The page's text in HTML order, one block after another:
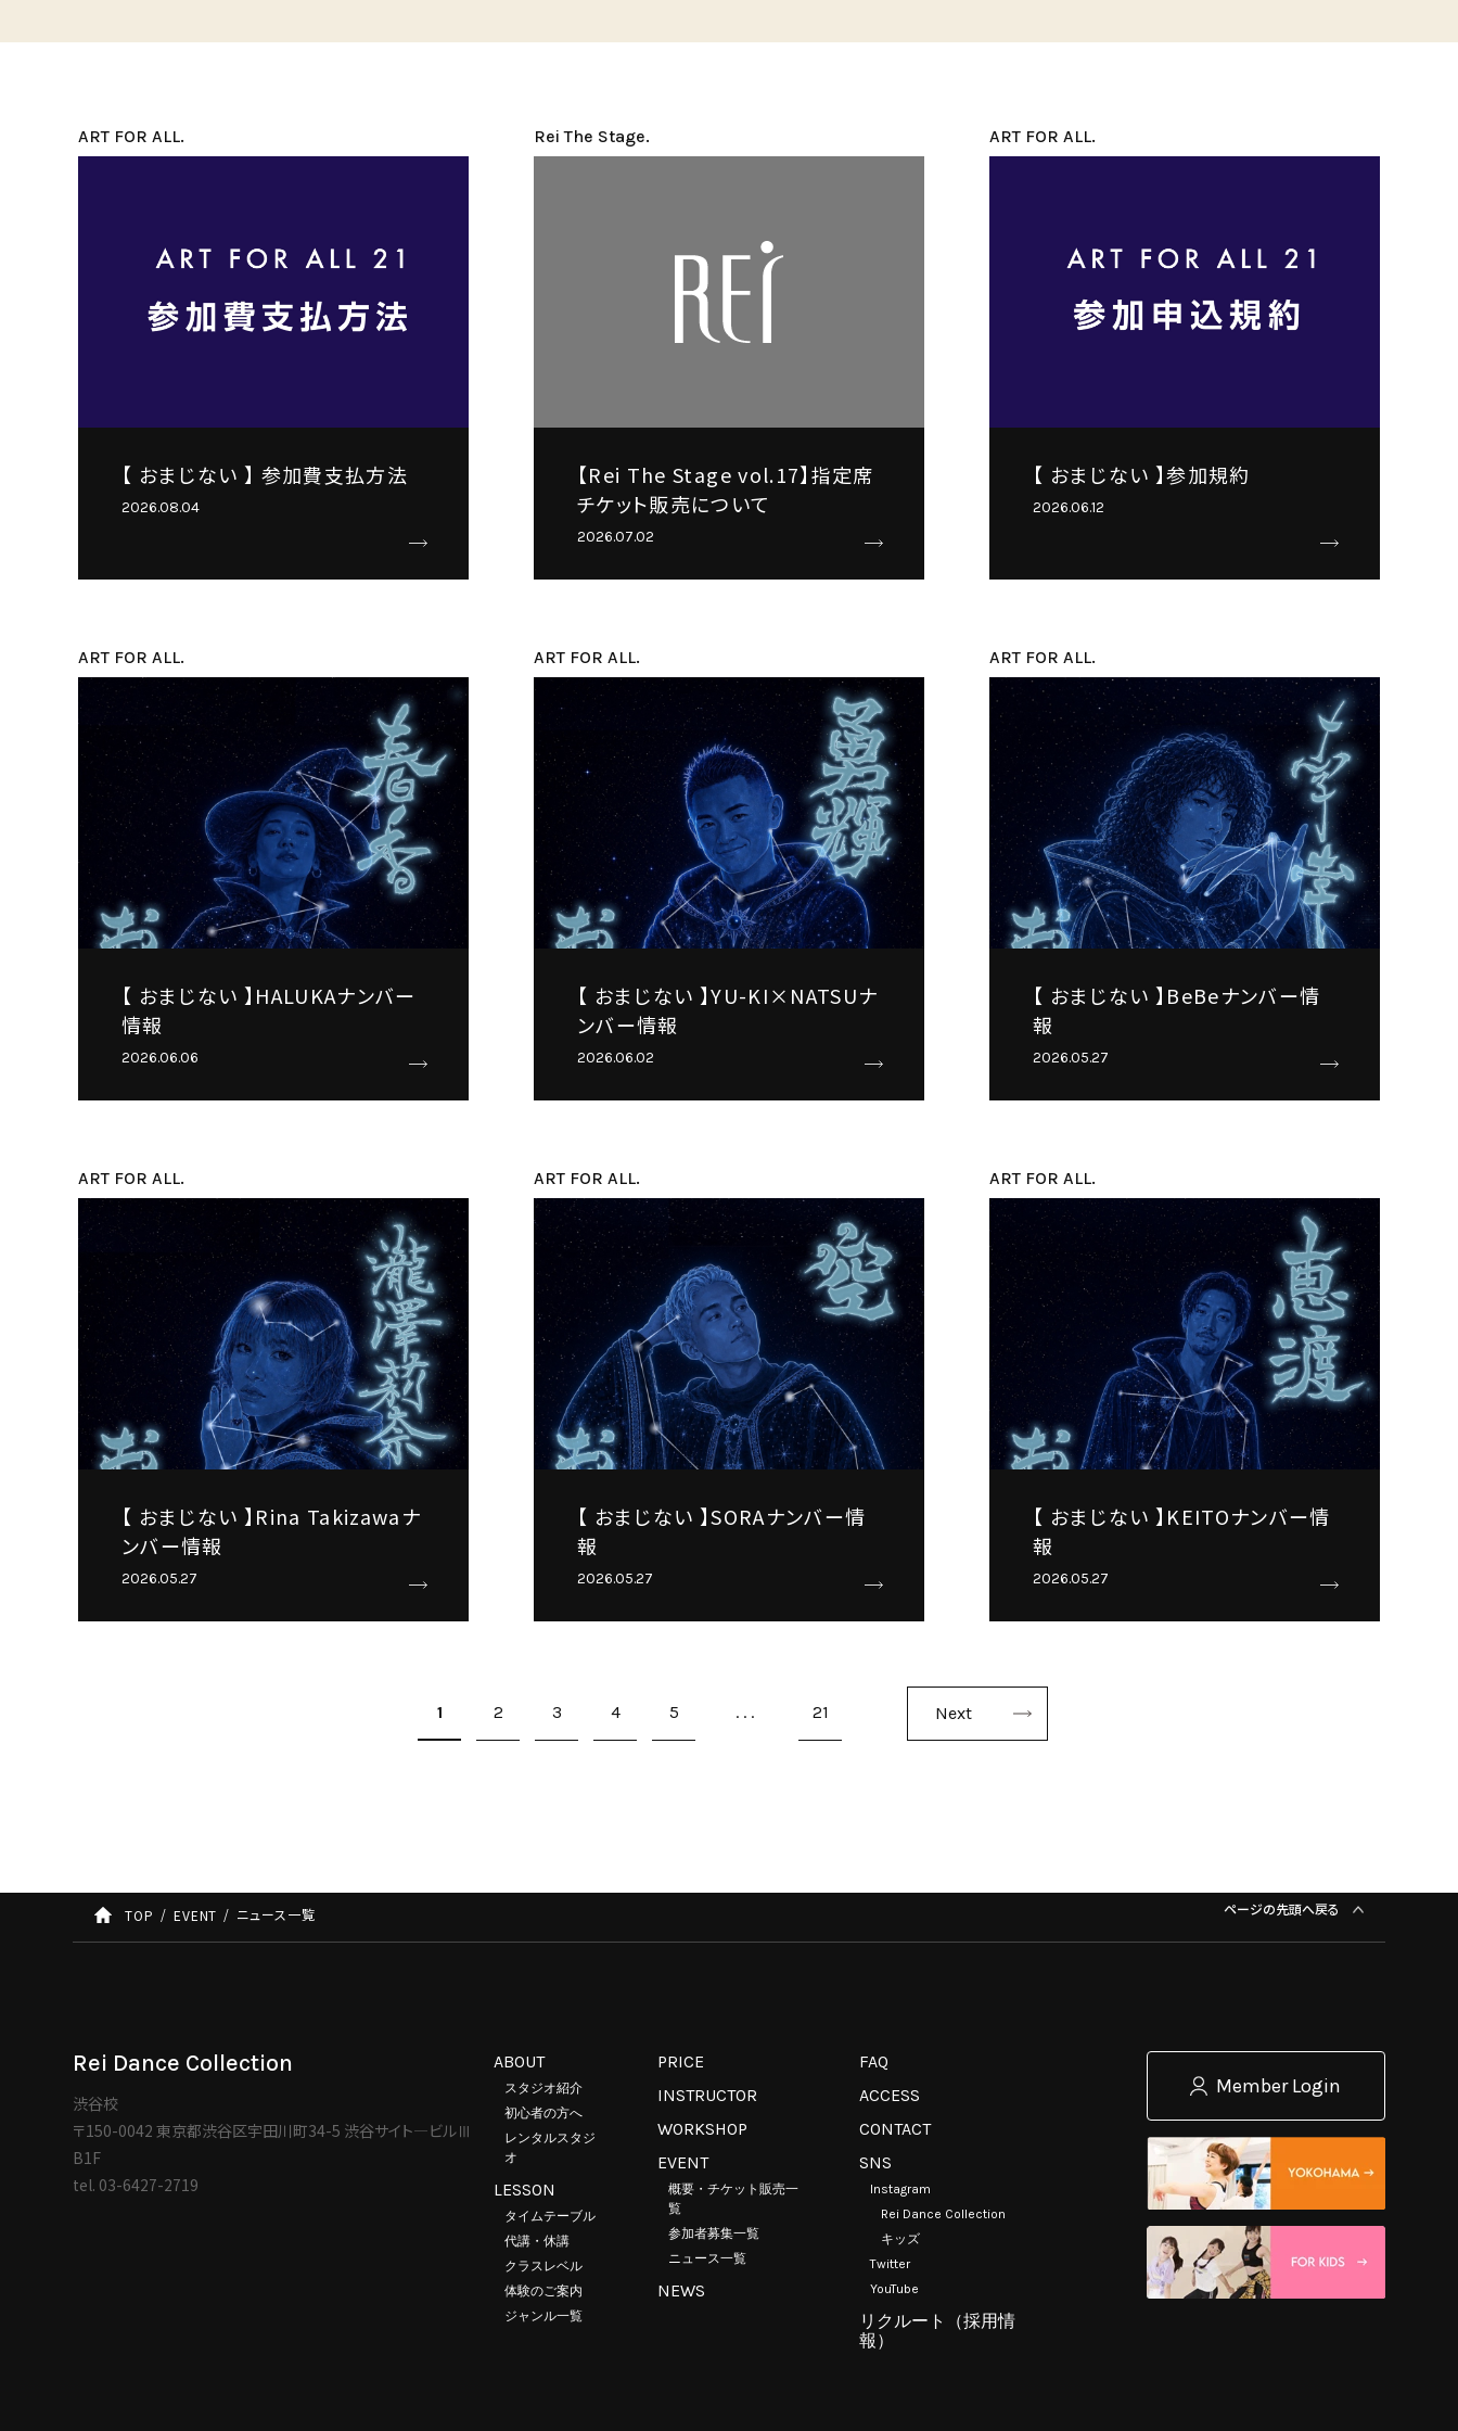
ART FOR ALL.
【 おまじない 】 参加費支払方法
2026.08.04
Rei The Stage.
【Rei The Stage vol.17】指定席
チケット販売について
2026.07.02
ART FOR ALL.
【 おまじない 】参加規約
2026.06.12
ART FOR ALL.
【 おまじない 】HALUKAナンバー
情報
2026.06.06
ART FOR ALL.
【 おまじない 】YU-KI×NATSUナ
ンバー情報
2026.06.02
ART FOR ALL.
【 おまじない 】BeBeナンバー情
報
2026.05.27
ART FOR ALL.
【 おまじない 】Rina Takizawaナ
ンバー情報
2026.05.27
ART FOR ALL.
【 おまじない 】SORAナンバー情
報
2026.05.27
ART FOR ALL.
【 おまじない 】KEITOナンバー情
報
2026.05.27
1 2 3 4 5 ... 21 Next
TOP EVENT ニュース一覧 ページの先頭へ戻る
Rei Dance Collection
渋谷校
〒150-0042 東京都渋谷区宇田川町34-5 渋谷サイト―ビルⅢ
B1F
tel. 03-6427-2719
ABOUT
スタジオ紹介
初心者の方へ
レンタルスタジ
オ
LESSON
タイムテーブル
代講・休講
クラスレベル
体験のご案内
ジャンル一覧
PRICE
INSTRUCTOR
WORKSHOP
EVENT
概要・チケット販売一
覧
参加者募集一覧
ニュース一覧
NEWS
FAQ
ACCESS
CONTACT
SNS
Instagram
Rei Dance Collection
キッズ
Twitter
YouTube
リクルート（採用情
報）
Member Login